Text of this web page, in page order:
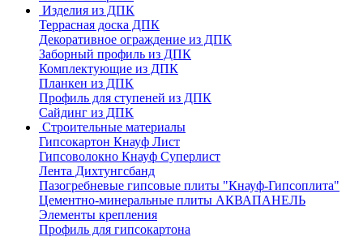
Изделия из ДПК
Террасная доска ДПК
Декоративное ограждение из ДПК
Заборный профиль из ДПК
Комплектующие из ДПК
Планкен из ДПК
Профиль для ступеней из ДПК
Сайдинг из ДПК
Строительные материалы
Гипсокартон Кнауф Лист
Гипсоволокно Кнауф Суперлист
Лента Дихтунгсбанд
Пазогребневые гипсовые плиты "Кнауф-Гипсоплита"
Цементно-минеральные плиты АКВАПАНЕЛЬ
Элементы крепления
Профиль для гипсокартона